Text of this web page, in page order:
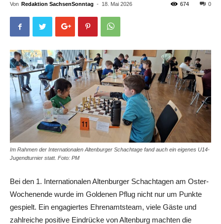
Von Redaktion SachsenSonntag - 18. Mai 2026 0
674
Im Rahmen der Internationalen Altenburger Schachtage fand auch ein eigenes U14-
Jugendturnier statt. Foto: PM
Bei den 1. Internationalen Altenburger Schachtagen am Oster-
Wochenende wurde im Goldenen Pflug nicht nur um Punkte
gespielt. Ein engagiertes Ehrenamtsteam, viele Gäste und
zahlreiche positive Eindrücke von Altenburg machten die